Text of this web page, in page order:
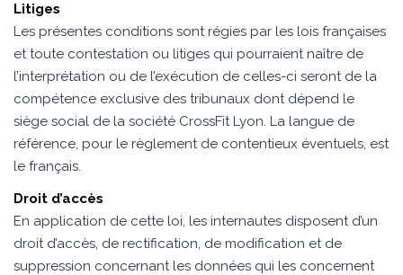
Litiges
Les présentes conditions sont régies par les lois françaises
et toute contestation ou litiges qui pourraient naître de
l’interprétation ou de l’exécution de celles-ci seront de la
compétence exclusive des tribunaux dont dépend le
siège social de la société CrossFit Lyon. La langue de
référence, pour le règlement de contentieux éventuels, est
le français.
Droit d’accès
En application de cette loi, les internautes disposent d’un
droit d’accès, de rectification, de modification et de
suppression concernant les données qui les concernent